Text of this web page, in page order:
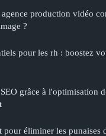
production vidéo
?
pour les rh : boostez
grâce à l'optimisation
pour éliminer les punaises